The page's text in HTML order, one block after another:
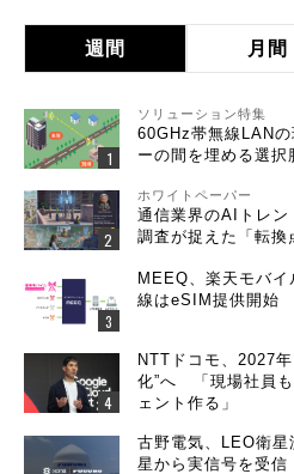
週間 月間
ソリューション特集
60GHz帯無線LAN
ーの間を埋める選択
ホワイトペーパー
通信業界のAIトレ
調査が捉えた「転換
MEEQ、楽天モバ
線はeSIM提供開始
NTTドコモ、2027
化”へ 「現場社員
ェント作る」
古野電気、LEO衛
星から実信号を受信